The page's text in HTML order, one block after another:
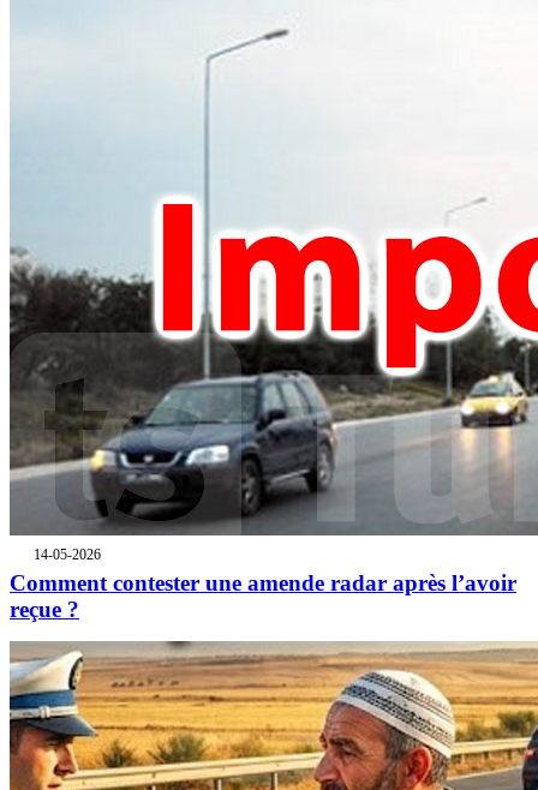
14-05-2026
Comment contester une amende radar après l’avoir
reçue ?